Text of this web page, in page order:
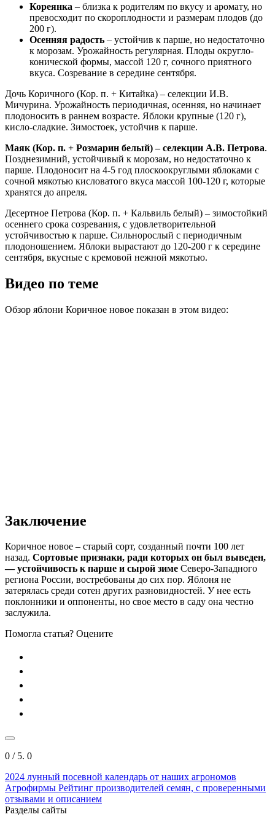
Кореянка – близка к родителям по вкусу и аромату, но
превосходит по скороплодности и размерам плодов (до
200 г).
Осенняя радость – устойчив к парше, но недостаточно
к морозам. Урожайность регулярная. Плоды округло-
конической формы, массой 120 г, сочного приятного
вкуса. Созревание в середине сентября.
Дочь Коричного (Кор. п. + Китайка) – селекции И.В.
Мичурина. Урожайность периодичная, осенняя, но начинает
плодоносить в раннем возрасте. Яблоки крупные (120 г),
кисло-сладкие. Зимостоек, устойчив к парше.
Маяк (Кор. п. + Розмарин белый) – селекции А.В. Петрова.
Позднезимний, устойчивый к морозам, но недостаточно к
парше. Плодоносит на 4-5 год плоскоокруглыми яблоками с
сочной мякотью кисловатого вкуса массой 100-120 г, которые
хранятся до апреля.
Десертное Петрова (Кор. п. + Кальвиль белый) – зимостойкий
осеннего срока созревания, с удовлетворительной
устойчивостью к парше. Сильнорослый с периодичным
плодоношением. Яблоки вырастают до 120-200 г к середине
сентября, вкусные с кремовой нежной мякотью.
Видео по теме
Обзор яблони Коричное новое показан в этом видео:
Заключение
Коричное новое – старый сорт, созданный почти 100 лет
назад. Сортовые признаки, ради которых он был выведен,
— устойчивость к парше и сырой зиме Северо-Западного
региона России, востребованы до сих пор. Яблоня не
затерялась среди сотен других разновидностей. У нее есть
поклонники и оппоненты, но свое место в саду она честно
заслужила.
Помогла статья? Оцените
0 / 5. 0
2024 лунный посевной календарь от наших агрономов
Агрофирмы Рейтинг производителей семян, с проверенными
отзывами и описанием
Разделы сайты